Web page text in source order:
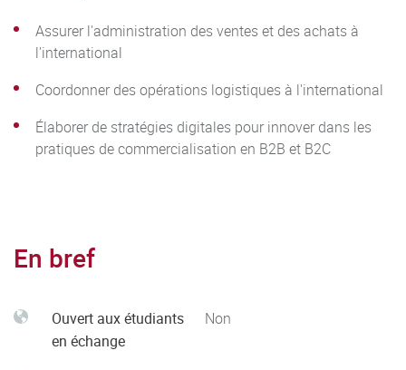
Assurer l'administration des ventes et des achats à
l'international
Coordonner des opérations logistiques à l'international
Élaborer de stratégies digitales pour innover dans les
pratiques de commercialisation en B2B et B2C
En bref
Ouvert aux étudiants
en échange
Non